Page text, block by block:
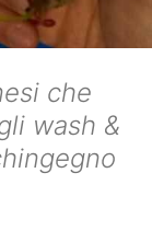
che
wash &